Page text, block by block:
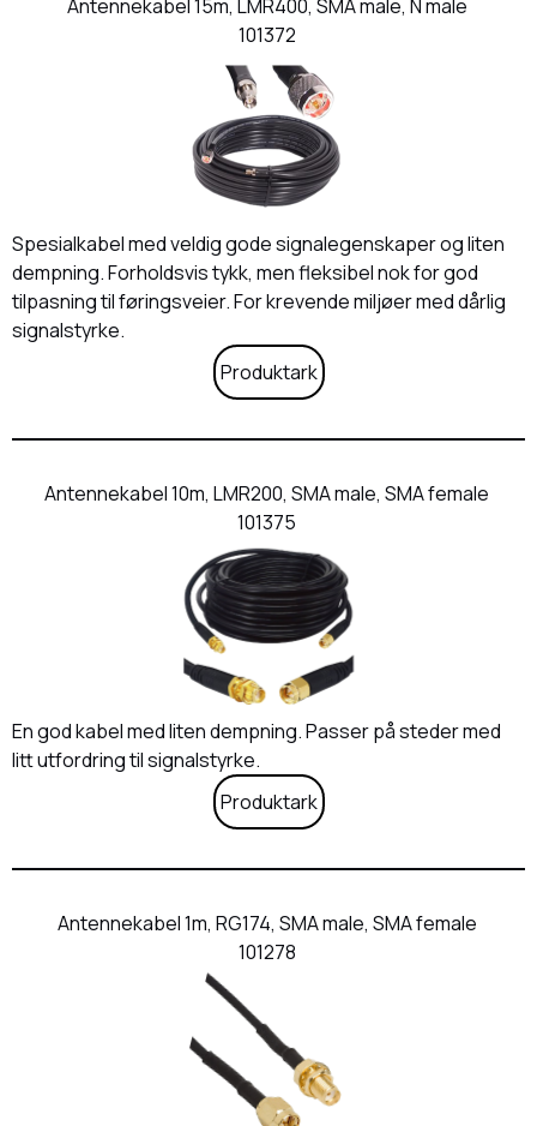
Antennekabel 15m, LMR400, SMA male, N male
101372
Spesialkabel med veldig gode signalegenskaper og liten
dempning. Forholdsvis tykk, men fleksibel nok for god
tilpasning til føringsveier. For krevende miljøer med dårlig
signalstyrke.
Produktark
Antennekabel 10m, LMR200, SMA male, SMA female
101375
En god kabel med liten dempning. Passer på steder med
litt utfordring til signalstyrke.
Produktark
Antennekabel 1m, RG174, SMA male, SMA female
101278